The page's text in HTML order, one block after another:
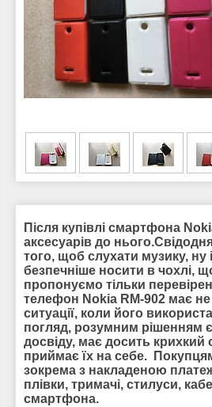
Після купівлі смартфона
аксесуарів до
того, щоб слухати музику,
безпечніше носити в чохлі,
пропонуємо тільки
телефон Nokia RM-902 має
ситуації, коли його
погляд, розумним рішенням є
досвіду, має досить
приймає їх на себе.
зокрема з накладеною
плівки, тримачі, стилуси,
смартфона.